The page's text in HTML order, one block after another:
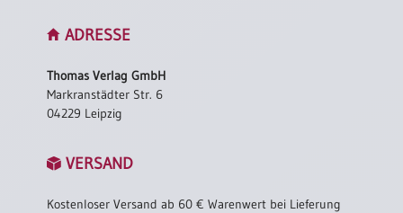
ADRESSE
Thomas Verlag GmbH
Markranstädter Str. 6
04229 Leipzig
VERSAND
Kostenloser Versand ab 60 € Warenwert bei Lieferung